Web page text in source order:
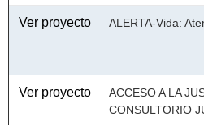
Ver proyecto ALERTA-Vida:
Ver proyecto
ACCESO A LA
CONSULTORIO